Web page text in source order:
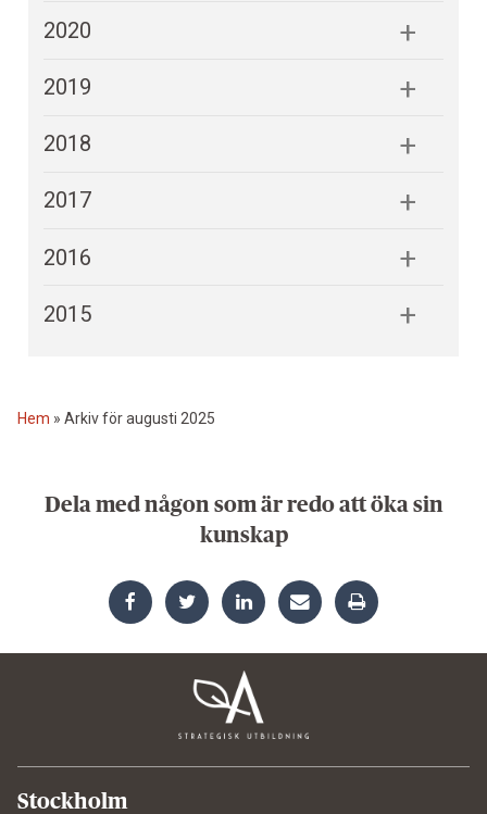
2020
2019
2018
2017
2016
2015
Hem » Arkiv för augusti 2025
Dela med någon som är redo att öka sin
kunskap
Stockholm